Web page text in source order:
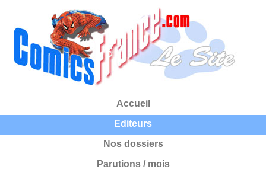
Accueil
Editeurs
Nos dossiers
Parutions / mois